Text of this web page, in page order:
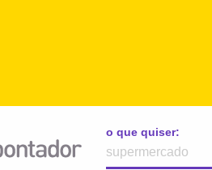
o que quiser: